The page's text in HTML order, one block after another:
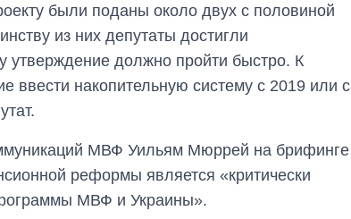
были поданы около двух с половиной
из них депутаты достигли
утверждение должно пройти быстро. К
ввести накопительную систему с 2019 или с
МВФ Уильям Мюррей на брифинге
реформы является «критически
МВФ и Украины».
изменилось
поступающих в